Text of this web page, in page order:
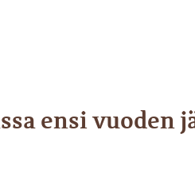
ensi vuoden